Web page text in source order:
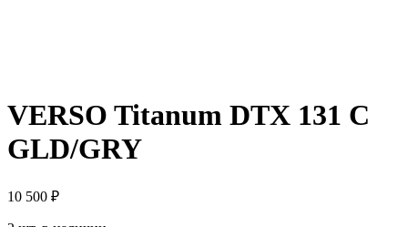
VERSO Titanum DTX 131 C
GLD/GRY
10 500 ₽